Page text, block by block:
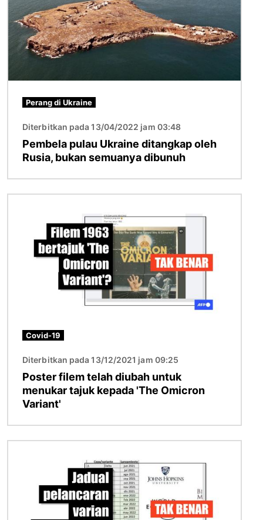
Perang di Ukraine
Diterbitkan pada 13/04/2022 jam 03:48
Pembela pulau Ukraine ditangkap oleh
Rusia, bukan semuanya dibunuh
Covid-19
Diterbitkan pada 13/12/2021 jam 09:25
Poster filem telah diubah untuk
menukar tajuk kepada 'The Omicron
Variant'